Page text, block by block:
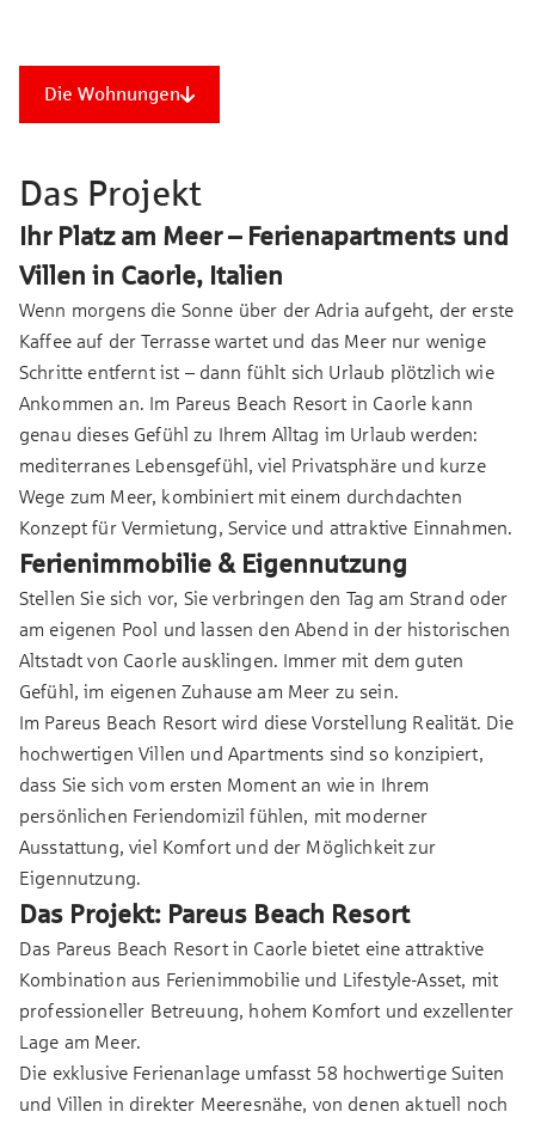
Die Wohnungen
Das Projekt
Ihr Platz am Meer – Ferienapartments und
Villen in Caorle, Italien
Wenn morgens die Sonne über der Adria aufgeht, der erste
Kaffee auf der Terrasse wartet und das Meer nur wenige
Schritte entfernt ist – dann fühlt sich Urlaub plötzlich wie
Ankommen an. Im Pareus Beach Resort in Caorle kann
genau dieses Gefühl zu Ihrem Alltag im Urlaub werden:
mediterranes Lebensgefühl, viel Privatsphäre und kurze
Wege zum Meer, kombiniert mit einem durchdachten
Konzept für Vermietung, Service und attraktive Einnahmen.
Ferienimmobilie & Eigennutzung
Stellen Sie sich vor, Sie verbringen den Tag am Strand oder
am eigenen Pool und lassen den Abend in der historischen
Altstadt von Caorle ausklingen. Immer mit dem guten
Gefühl, im eigenen Zuhause am Meer zu sein.
Im Pareus Beach Resort wird diese Vorstellung Realität. Die
hochwertigen Villen und Apartments sind so konzipiert,
dass Sie sich vom ersten Moment an wie in Ihrem
persönlichen Feriendomizil fühlen, mit moderner
Ausstattung, viel Komfort und der Möglichkeit zur
Eigennutzung.
Das Projekt: Pareus Beach Resort
Das Pareus Beach Resort in Caorle bietet eine attraktive
Kombination aus Ferienimmobilie und Lifestyle-Asset, mit
professioneller Betreuung, hohem Komfort und exzellenter
Lage am Meer.
Die exklusive Ferienanlage umfasst 58 hochwertige Suiten
und Villen in direkter Meeresnähe, von denen aktuell noch